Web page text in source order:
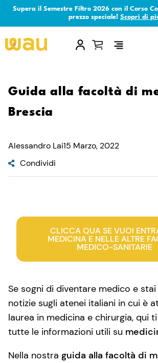
Supera il Semestre Filtro 2026 con il Corso
prezzo speciale! Scopri di
×
Guida alla facoltà di
Brescia
Alessandro Lai15 Marzo, 2022
Condividi
CLICCA QUA SE VUOI
MEDICINA E NELLE ALTRE
MEDICO-SANITARIE
Se sogni di diventare medico e
notizie sugli atenei italiani in cui è
laurea in medicina e chirurgia, qui
tutte le informazioni utili su
Nella nostra guida alla facoltà di